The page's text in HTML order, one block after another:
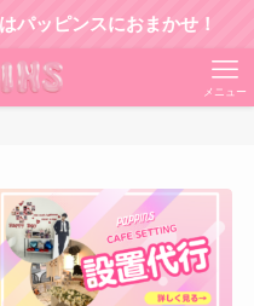
スにおまかせ！
メニュー